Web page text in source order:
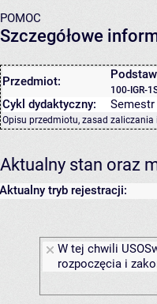
POMOC
Szczegółowe
Przedmiot:
100-IGR-
Cykl dydaktyczny:
Opisu przedmiotu, zasad
Aktualny stan oraz
Aktualny tryb rejestracji:
W tej chwili
rozpoczęcia i